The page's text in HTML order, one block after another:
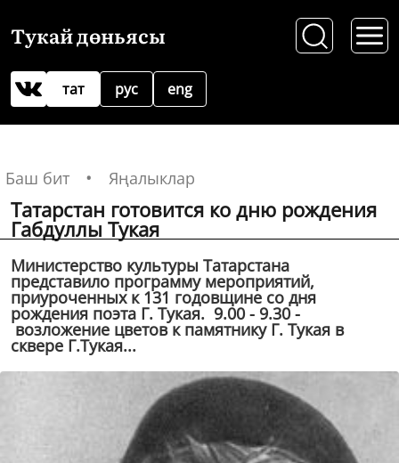
Тукай дөньясы
рус
тат eng
Баш бит Яңалыклар
Татарстан готовится ко дню рождения
Габдуллы Тукая
Министерство культуры Татарстана
представило программу мероприятий,
приуроченных к 131 годовщине со дня
рождения поэта Г. Тукая. 9.00 - 9.30 -
возложение цветов к памятнику Г. Тукая в
сквере Г.Тукая...